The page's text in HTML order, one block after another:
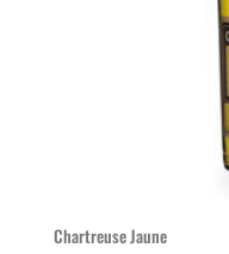
Chartreuse Jaune